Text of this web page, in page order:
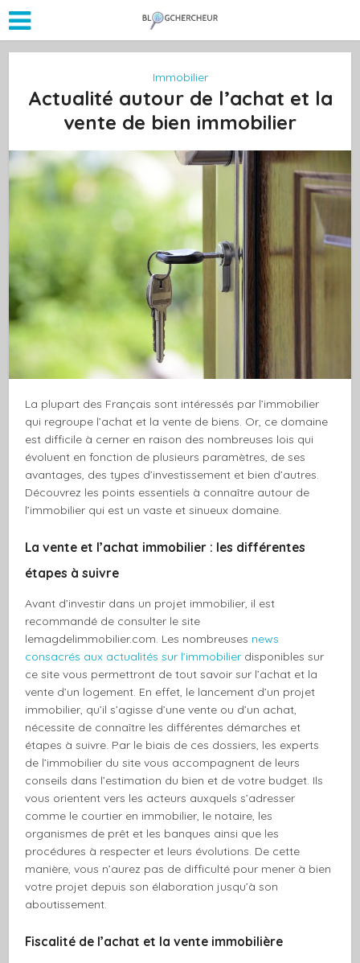
Immobilier
Actualité autour de l’achat et la
vente de bien immobilier
La plupart des Français sont intéressés par l’immobilier
qui regroupe l’achat et la vente de biens. Or, ce domaine
est difficile à cerner en raison des nombreuses lois qui
évoluent en fonction de plusieurs paramètres, de ses
avantages, des types d’investissement et bien d’autres.
Découvrez les points essentiels à connaître autour de
l’immobilier qui est un vaste et sinueux domaine.
La vente et l’achat immobilier : les différentes
étapes à suivre
Avant d’investir dans un projet immobilier, il est
recommandé de consulter le site
lemagdelimmobilier.com. Les nombreuses news
consacrés aux actualités sur l’immobilier disponibles sur
ce site vous permettront de tout savoir sur l’achat et la
vente d’un logement. En effet, le lancement d’un projet
immobilier, qu’il s’agisse d’une vente ou d’un achat,
nécessite de connaître les différentes démarches et
étapes à suivre. Par le biais de ces dossiers, les experts
de l’immobilier du site vous accompagnent de leurs
conseils dans l’estimation du bien et de votre budget. Ils
vous orientent vers les acteurs auxquels s’adresser
comme le courtier en immobilier, le notaire, les
organismes de prêt et les banques ainsi que les
procédures à respecter et leurs évolutions. De cette
manière, vous n’aurez pas de difficulté pour mener à bien
votre projet depuis son élaboration jusqu’à son
aboutissement.
Fiscalité de l’achat et la vente immobilière